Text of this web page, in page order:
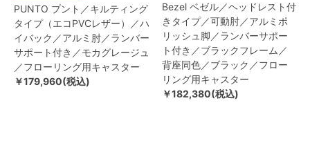
PUNTO プント／キルティング
タイプ（エコPVCレザー）／ハ
イバック／アルミ肘／ランバー
サポート付き／モカグレージュ
／フローリング用キャスター
￥179,960(税込)
Bezel ベゼル／ヘッドレスト付
きタイプ／可動肘／アルミポ
リッシュ脚／ランバーサポー
ト付き／ブラックフレーム／
背座同色／ブラック／フロー
リング用キャスター
￥182,380(税込)